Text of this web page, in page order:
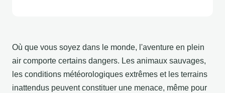
Où que vous soyez dans le monde, l'aventure en plein
air comporte certains dangers. Les animaux sauvages,
les conditions météorologiques extrêmes et les terrains
inattendus peuvent constituer une menace, même pour